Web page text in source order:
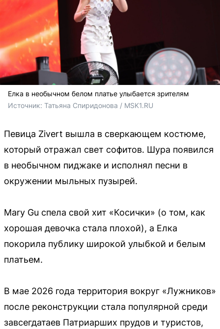
Елка в необычном белом платье улыбается зрителям
Источник: Татьяна Спиридонова / MSK1.RU
Певица Zivert вышла в сверкающем костюме,
который отражал свет софитов. Шура появился
в необычном пиджаке и исполнял песни в
окружении мыльных пузырей.
Mary Gu спела свой хит «Косички» (о том, как
хорошая девочка стала плохой), а Елка
покорила публику широкой улыбкой и белым
платьем.
В мае 2026 года территория вокруг «Лужников»
после реконструкции стала популярной среди
завсегдатаев Патриарших прудов и туристов,